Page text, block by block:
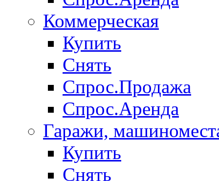
Коммерческая
Купить
Снять
Спрос.Продажа
Спрос.Аренда
Гаражи,
Купить
Снять